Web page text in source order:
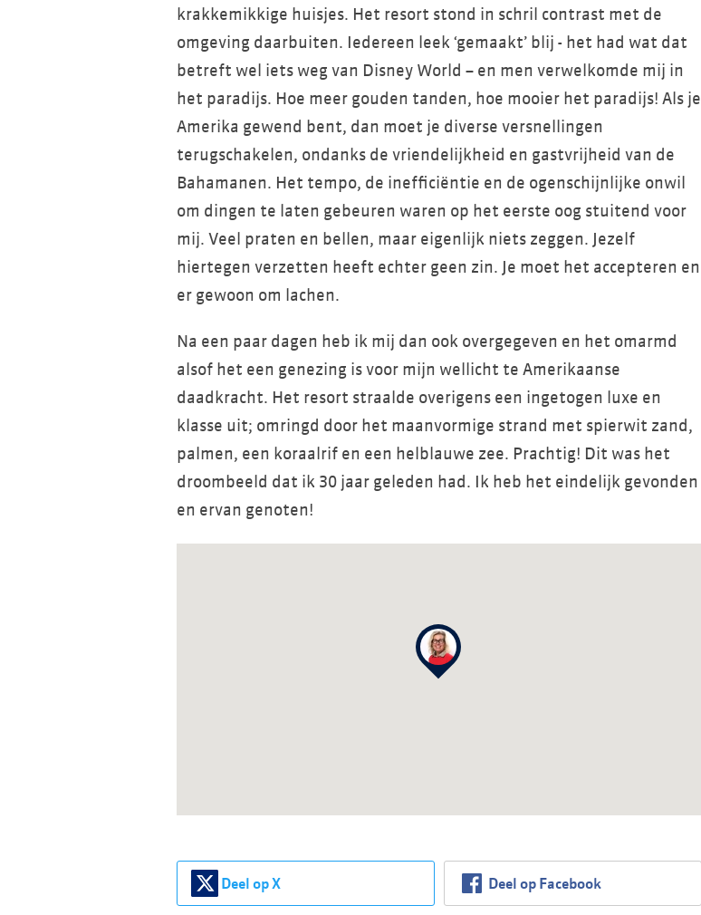
krakkemikkige huisjes. Het resort stond in schril contrast met de
omgeving daarbuiten. Iedereen leek ‘gemaakt’ blij - het had wat dat
betreft wel iets weg van Disney World – en men verwelkomde mij in
het paradijs. Hoe meer gouden tanden, hoe mooier het paradijs! Als je
Amerika gewend bent, dan moet je diverse versnellingen
terugschakelen, ondanks de vriendelijkheid en gastvrijheid van de
Bahamanen. Het tempo, de inefficiëntie en de ogenschijnlijke onwil
om dingen te laten gebeuren waren op het eerste oog stuitend voor
mij. Veel praten en bellen, maar eigenlijk niets zeggen. Jezelf
hiertegen verzetten heeft echter geen zin. Je moet het accepteren en
er gewoon om lachen.
Na een paar dagen heb ik mij dan ook overgegeven en het omarmd
alsof het een genezing is voor mijn wellicht te Amerikaanse
daadkracht. Het resort straalde overigens een ingetogen luxe en
klasse uit; omringd door het maanvormige strand met spierwit zand,
palmen, een koraalrif en een helblauwe zee. Prachtig! Dit was het
droombeeld dat ik 30 jaar geleden had. Ik heb het eindelijk gevonden
en ervan genoten!
Deel op X Deel op Facebook